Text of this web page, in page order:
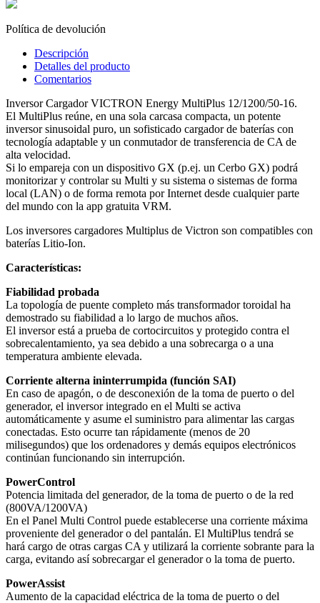
Política de devolución
Descripción
Detalles del producto
Comentarios
Inversor Cargador VICTRON Energy MultiPlus 12/1200/50-16.
El MultiPlus reúne, en una sola carcasa compacta, un potente
inversor sinusoidal puro, un sofisticado cargador de baterías con
tecnología adaptable y un conmutador de transferencia de CA de
alta velocidad.
Si lo empareja con un dispositivo GX (p.ej. un Cerbo GX) podrá
monitorizar y controlar su Multi y su sistema o sistemas de forma
local (LAN) o de forma remota por Internet desde cualquier parte
del mundo con la app gratuita VRM.
Los inversores cargadores Multiplus de Victron son compatibles con
baterías Litio-Ion.
Características:
Fiabilidad probada
La topología de puente completo más transformador toroidal ha
demostrado su fiabilidad a lo largo de muchos años.
El inversor está a prueba de cortocircuitos y protegido contra el
sobrecalentamiento, ya sea debido a una sobrecarga o a una
temperatura ambiente elevada.
Corriente alterna ininterrumpida (función SAI)
En caso de apagón, o de desconexión de la toma de puerto o del
generador, el inversor integrado en el Multi se activa
automáticamente y asume el suministro para alimentar las cargas
conectadas. Esto ocurre tan rápidamente (menos de 20
milisegundos) que los ordenadores y demás equipos electrónicos
continúan funcionando sin interrupción.
PowerControl
Potencia limitada del generador, de la toma de puerto o de la red
(800VA/1200VA)
En el Panel Multi Control puede establecerse una corriente máxima
proveniente del generador o del pantalán. El MultiPlus tendrá se
hará cargo de otras cargas CA y utilizará la corriente sobrante para la
carga, evitando así sobrecargar el generador o la toma de puerto.
PowerAssist
Aumento de la capacidad eléctrica de la toma de puerto o del